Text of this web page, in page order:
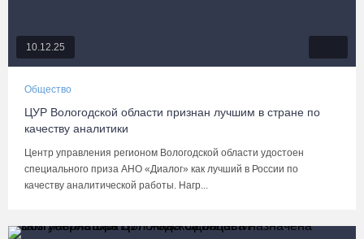
10.12.25
Общество
ЦУР Вологодской области признан лучшим в стране по
качеству аналитики
Центр управления регионом Вологодской области удостоен
специального приза АНО «Диалог» как лучший в России по
качеству аналитической работы. Нагр...